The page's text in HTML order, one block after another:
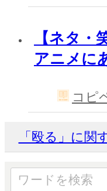
【ネタ・
アニメに
コピ
「殴る」に関